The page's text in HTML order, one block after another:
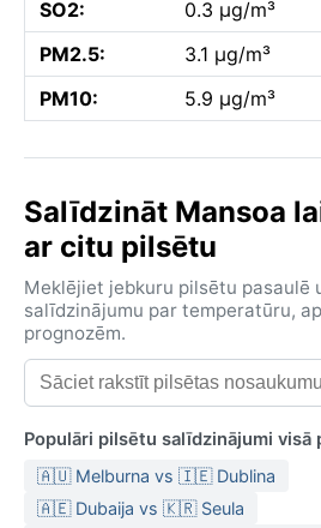
SO2:
0.3 µg/m³
PM2.5:
3.1 µg/m³
PM10:
5.9 µg/m³
Salīdzināt Mansoa
ar citu pilsētu
Meklējiet jebkuru pilsētu pasaulē
salīdzinājumu par temperatūru,
prognozēm.
Populāri pilsētu salīdzinājumi visā
🇦🇺 Melburna vs 🇮🇪 Dublina
🇦🇪 Dubaija vs 🇰🇷 Seula